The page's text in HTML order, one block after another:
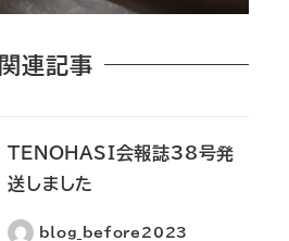
関連記事
TENOHASI会報誌38号発
送しました
blog_before2023